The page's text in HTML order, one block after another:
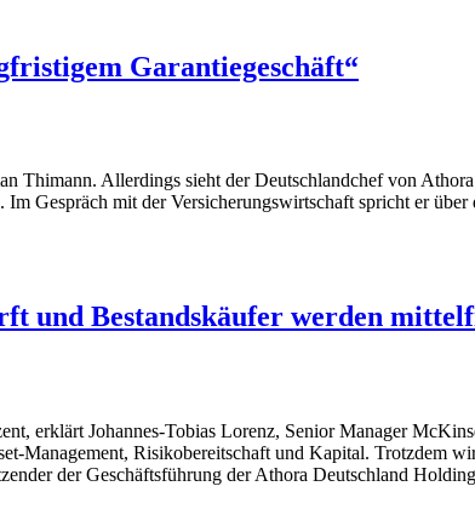
Garantiegeschäft“
Thimann. Allerdings sieht der Deutschlandchef von
Gespräch mit der Versicherungswirtschaft spricht er
und Bestandskäufer werden
erklärt Johannes-Tobias Lorenz, Senior Manager
Management, Risikobereitschaft und Kapital. Trotzdem
der Geschäftsführung der Athora Deutschland